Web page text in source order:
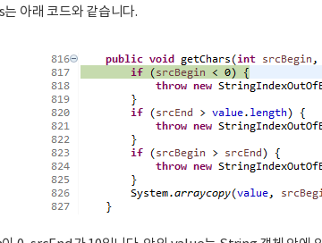
아래 코드와 같습니다.